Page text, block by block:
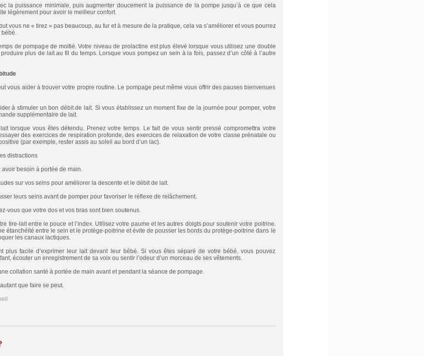
la puissance minimale, puis augmenter doucement la puissance de la pompe jusqu’à ce que cela
légèrement pour avoir le meilleur confort.
vous ne « tirez » pas beaucoup, au fur et à mesure de la pratique, cela va s’améliorer et vous pourrez
bébé.
de pompage de moitié. Votre niveau de prolactine est plus élevé lorsque vous utilisez une double
plus de lait au fil du temps. Lorsque vous pompez un sein à la fois, passez d’un côté à l’autre
vous aider à trouver votre propre routine. Le pompage peut même vous offrir des pauses bienvenues
à stimuler un bon débit de lait. Si vous établissez un moment fixe de la journée pour pomper, votre
supplémentaire de lait.
lait lorsque vous êtes détendu. Prenez votre temps. Le fait de vous sentir pressé compromettra votre
des exercices de respiration profonde, des exercices de relaxation de votre classe prénatale ou
(par exemple, rester assis au soleil au bord d’un lac).
distractions
besoin à portée de main.
sur vos seins pour améliorer la descente et le débit de lait.
leurs seins avant de pomper pour favoriser le réflexe de relâchement.
vous que votre dos et vos bras sont bien soutenus.
tire-lait entre le pouce et l’index. Utilisez votre paume et les autres doigts pour soutenir votre poitrine.
étanchéité entre le sein et le protège-poitrine et évite de pousser les bords du protège-poitrine dans le
les canaux lactiques.
plus facile d’exprimer leur lait devant leur bébé. Si vous êtes séparé de votre bébé, vous pouvez
écouter un enregistrement de sa voix ou sentir l’odeur d’un morceau de ses vêtements.
collation santé à portée de main avant et pendant la séance de pompage.
que faire se peut.